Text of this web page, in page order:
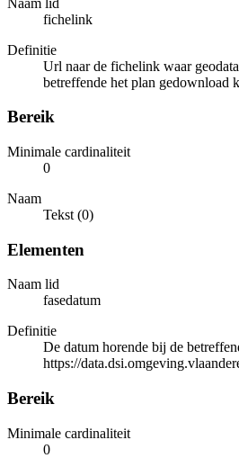
fichelink
Definitie
Url naar de fichelink waar
betreffende het plan gedownload
Bereik
Minimale cardinaliteit
0
Naam
Tekst (0)
Elementen
Naam lid
fasedatum
Definitie
De datum horende bij de
https://
Bereik
Minimale cardinaliteit
0